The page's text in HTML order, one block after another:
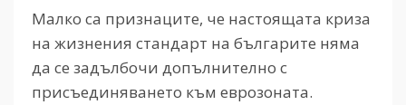
Малко са признаците, че настоящата криза
на жизнения стандарт на българите няма
да се задълбочи допълнително с
присъединяването към еврозоната.